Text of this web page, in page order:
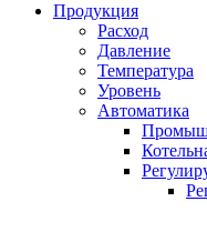
Продукция
Расход
Давление
Температура
Уровень
Автоматика